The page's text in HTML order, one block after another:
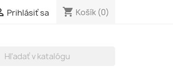
Prihlásiť sa shopping_cart Košík (0)